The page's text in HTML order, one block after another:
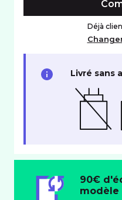
Déjà
Livré sans
90€
modèle